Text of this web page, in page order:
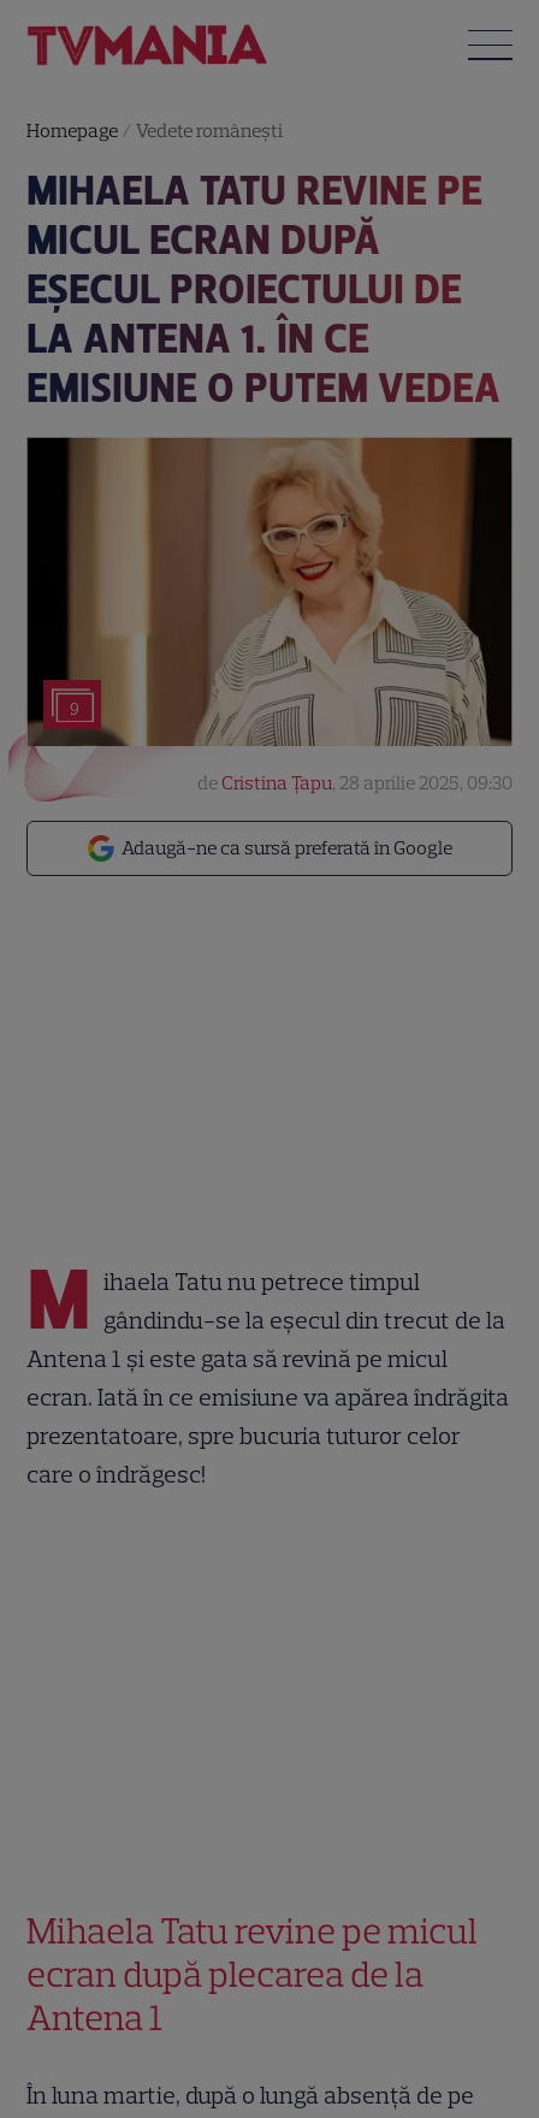
Homepage /Vedete româneşti
MIHAELA TATU REVINE PE
MICUL ECRAN DUPĂ
EȘECUL PROIECTULUI DE
LA ANTENA 1. ÎN CE
EMISIUNE O PUTEM VEDEA
9
Adaugă-ne ca sursă preferată în Google
de Cristina Țapu, 28 aprilie 2025, 09:30
M ihaela Tatu nu petrece timpul
gândindu-se la eșecul din trecut de la
Antena 1 și este gata să revină pe micul
ecran. Iată în ce emisiune va apărea îndrăgita
prezentatoare, spre bucuria tuturor celor
care o îndrăgesc!
Mihaela Tatu revine pe micul
ecran după plecarea de la
Antena 1
În luna martie, după o lungă absență de pe